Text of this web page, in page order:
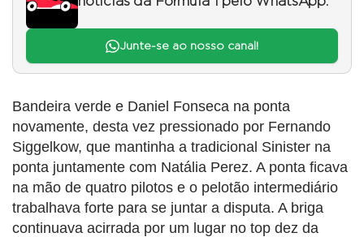
Junte-se ao nosso canal!
Bandeira verde e Daniel Fonseca na ponta
novamente, desta vez pressionado por Fernando
Siggelkow, que mantinha a tradicional Sinister na
ponta juntamente com Natália Perez. A ponta ficava
na mão de quatro pilotos e o pelotão intermediário
trabalhava forte para se juntar a disputa. A briga
continuava acirrada por um lugar no top dez da